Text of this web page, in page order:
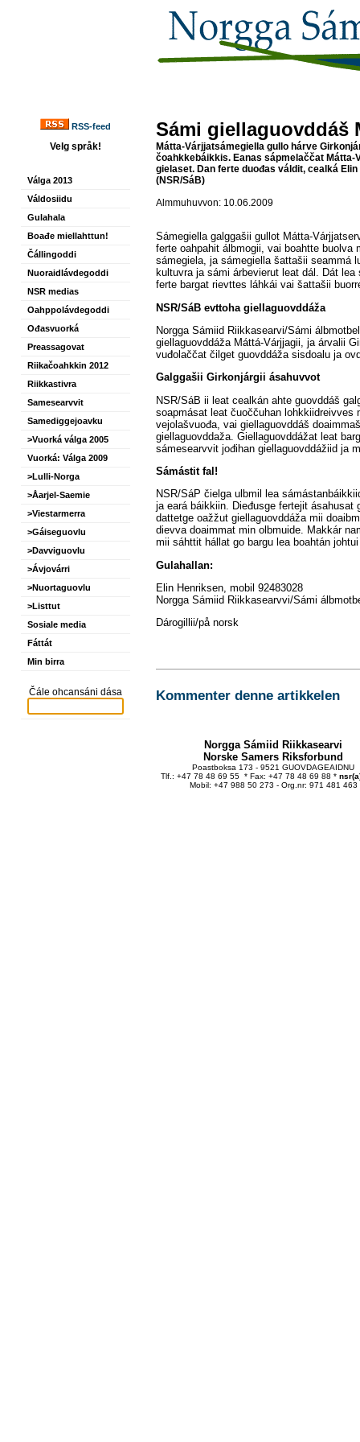
RSS-feed
Velg språk!
Válga 2013
Váldosiidu
Gulahala
Boađe miellahttun!
Čállingoddi
Nuoraidlávdegoddi
NSR medias
Oahppolávdegoddi
Ođasvuorká
Preassagovat
Riikačoahkkin 2012
Riikkastivra
Samesearvvit
Samediggejoavku
>Vuorká válga 2005
Vuorká: Válga 2009
>Lulli-Norga
>Åarjel-Saemie
>Viestarmerra
>Gáiseguovlu
>Davviguovlu
>Ávjovárri
>Nuortaguovlu
>Listtut
Sosiale media
Fáttát
Min birra
Čále ohcansáni dása
Sámi giellaguovddáš
Mátta-Várjjatsámegiella gullo hárve
čoahkkebáikkis. Eanas sápmelaččat Mátta-
gielaset. Dan ferte duođas váldit, cealká
(NSR/SáB)
Almmuhuvvon: 10.06.2009
Sámegiella galggašii gullot Mátta-
ferte oahpahit álbmogii, vai boahtte buolva
sámegiela, ja sámegiella šattašii seammá
kultuvra ja sámi árbevierut leat dál. Dát lea
ferte bargat rievttes láhkái vai šattašii
NSR/SáB evttoha giellaguovddáža
Norgga Sámiid Riikkasearvi/Sámi
giellaguovddáža Máttá-Várjjagii, ja árvalii
vuđolaččat čilget guovddáža sisdoalu ja
Galggašii Girkonjárgii ásahuvvot
NSR/SáB ii leat cealkán ahte guovddáš
soapmásat leat čuoččuhan lohkkiidreivves
vejolašvuođa, vai giellaguovddáš
giellaguovddaža. Giellaguovddážat leat
sámesearvvit jođihan giellaguovddážiid ja
Sámástit fal!
NSR/SáP čielga ulbmil lea
ja eará báikkiin. Dieđusge fertejit
dattetge oažžut giellaguovddáža mii
dievva doaimmat min olbmuide. Makkár
mii sáhttit hállat go bargu lea boahtán
Gulahallan:
Elin Henriksen, mobil 92483028
Norgga Sámiid Riikkasearvvi/Sámi
Dárogillii/på norsk
Kommenter denne artikkelen
Norgga Sámiid Riikkasearvi
Norske Samers Riksforbund
Poastboksa 173 - 9521 GUOVDAGEAIDNU
Tlf.: +47 78 48 69 55 * Fax: +47 78 48 69 88 *
Mobil: +47 988 50 273 - Org.nr: 971 481 463